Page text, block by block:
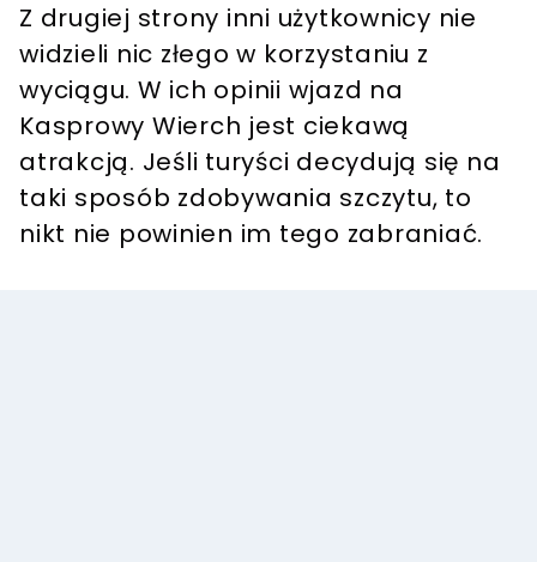
Z drugiej strony inni użytkownicy nie
widzieli nic złego w korzystaniu z
wyciągu. W ich opinii wjazd na
Kasprowy Wierch jest ciekawą
atrakcją. Jeśli turyści decydują się na
taki sposób zdobywania szczytu, to
nikt nie powinien im tego zabraniać.